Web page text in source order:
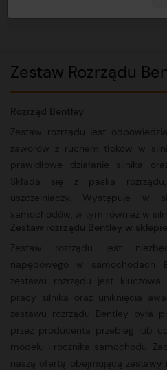
Zestaw Rozrządu
Rozrząd Bentley
Zestaw rozrządu jest
zaworów z ruchem tłoków w
prawidłowe działanie silnika
Składa się z paska
uszczelniaczy. Występuje w
samochodów, w tym również w
Zestaw rozrządu Bentley w
Zestaw rozrządu jest
napędowego w samochodach
zestawu rozrządu jest kluczowa
pracy silnika oraz uniknięcia
zestawu rozrządu Bentley była
przez producenta przebieg lub
modelu i rocznika samochodu.
naszą ofertą obejmującą zestawy